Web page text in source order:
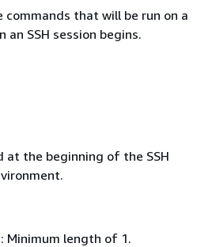
that will be run on a
an SSH session begins.
at the beginning of the SSH
Minimum length of 1.